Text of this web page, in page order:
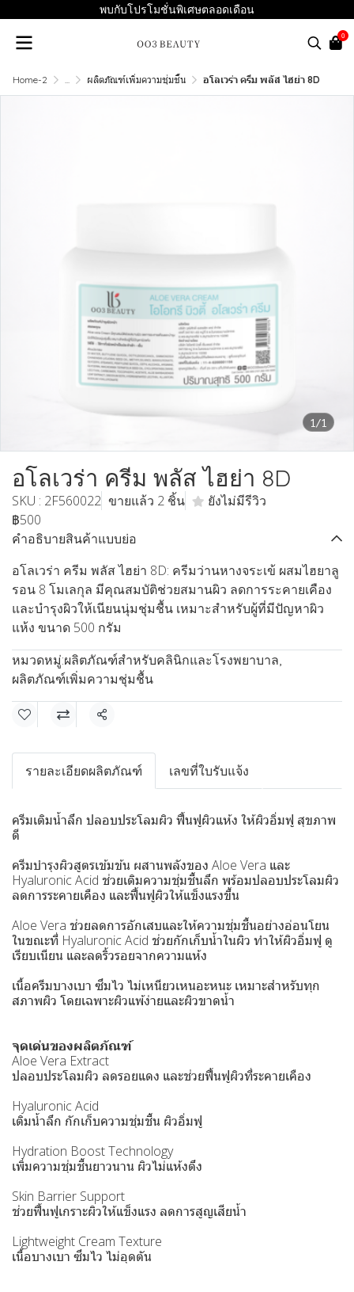
พบกับโปรโมชั่นพิเศษตลอดเดือน
0
Home-2 ... ผลิตภัณฑ์เพิ่มความชุ่มชื้น อโลเวร่า ครีม พลัส ไฮย่า 8D
1/1
อโลเวร่า ครีม พลัส ไฮย่า 8D
SKU : 2F560022 ขายแล้ว 2 ชิ้น
ยังไม่มีรีวิว
฿500
คำอธิบายสินค้าแบบย่อ
อโลเวร่า ครีม พลัส ไฮย่า 8D: ครีมว่านหางจระเข้ ผสมไฮยาลู
รอน 8 โมเลกุล มีคุณสมบัติช่วยสมานผิว ลดการระคายเคือง
และบำรุงผิวให้เนียนนุ่มชุ่มชื้น เหมาะสำหรับผู้ที่มีปัญหาผิว
แห้ง ขนาด 500 กรัม
หมวดหมู่:ผลิตภัณฑ์สำหรับคลินิกและโรงพยาบาล,
ผลิตภัณฑ์เพิ่มความชุ่มชื้น
แชร์
รายละเอียดผลิตภัณฑ์ เลขที่ใบรับแจ้ง
ครีมเติมน้ำลึก ปลอบประโลมผิว ฟื้นฟูผิวแห้ง ให้ผิวอิ่มฟู สุขภาพ
ดี
ครีมบำรุงผิวสูตรเข้มข้น ผสานพลังของ Aloe Vera และ
Hyaluronic Acid ช่วยเติมความชุ่มชื้นลึก พร้อมปลอบประโลมผิว
ลดการระคายเคือง และฟื้นฟูผิวให้แข็งแรงขึ้น
Aloe Vera ช่วยลดการอักเสบและให้ความชุ่มชื้นอย่างอ่อนโยน
ในขณะที่ Hyaluronic Acid ช่วยกักเก็บน้ำในผิว ทำให้ผิวอิ่มฟู ดู
เรียบเนียน และลดริ้วรอยจากความแห้ง
เนื้อครีมบางเบา ซึมไว ไม่เหนียวเหนอะหนะ เหมาะสำหรับทุก
สภาพผิว โดยเฉพาะผิวแพ้ง่ายและผิวขาดน้ำ
จุดเด่นของผลิตภัณฑ์
Aloe Vera Extract
ปลอบประโลมผิว ลดรอยแดง และช่วยฟื้นฟูผิวที่ระคายเคือง
Hyaluronic Acid
เติมน้ำลึก กักเก็บความชุ่มชื้น ผิวอิ่มฟู
Hydration Boost Technology
เพิ่มความชุ่มชื้นยาวนาน ผิวไม่แห้งตึง
Skin Barrier Support
ช่วยฟื้นฟูเกราะผิวให้แข็งแรง ลดการสูญเสียน้ำ
Lightweight Cream Texture
เนื้อบางเบา ซึมไว ไม่อุดตัน